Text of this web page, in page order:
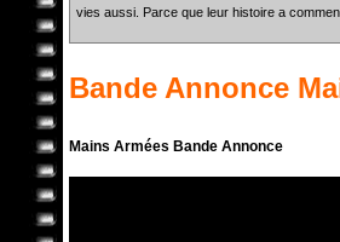
vies aussi. Parce que leur histoire a
Bande Annonce
Mains Armées Bande Annonce